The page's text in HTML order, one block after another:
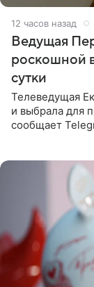
12 часов назад
Ведущая
роскошной
сутки
Телеведущая
и выбрала для
сообщает